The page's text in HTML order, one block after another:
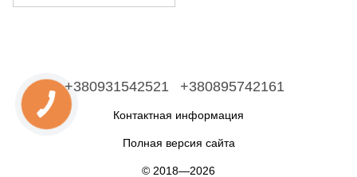
+380931542521 +380895742161
Контактная информация
Полная версия сайта
© 2018—2026